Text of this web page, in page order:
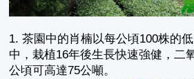
1. 茶園中的肖楠以每公頃100株的
中，栽植16年後生長快速強健，二
公頃可高達75公噸。